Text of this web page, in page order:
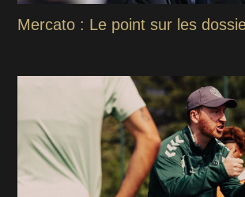
Mercato : Le point sur les